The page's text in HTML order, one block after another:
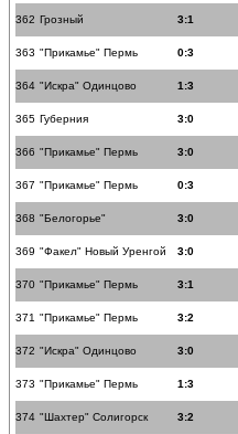
362 Грозный 3:1
363 "Прикамье" Пермь 0:3
364 "Искра" Одинцово 1:3
365 Губерния 3:0
366 "Прикамье" Пермь 3:0
367 "Прикамье" Пермь 0:3
368 "Белогорье" 3:0
369 "Факел" Новый Уренгой 3:0
370 "Прикамье" Пермь 3:1
371 "Прикамье" Пермь 3:2
372 "Искра" Одинцово 3:0
373 "Прикамье" Пермь 1:3
374 "Шахтер" Солигорск 3:2